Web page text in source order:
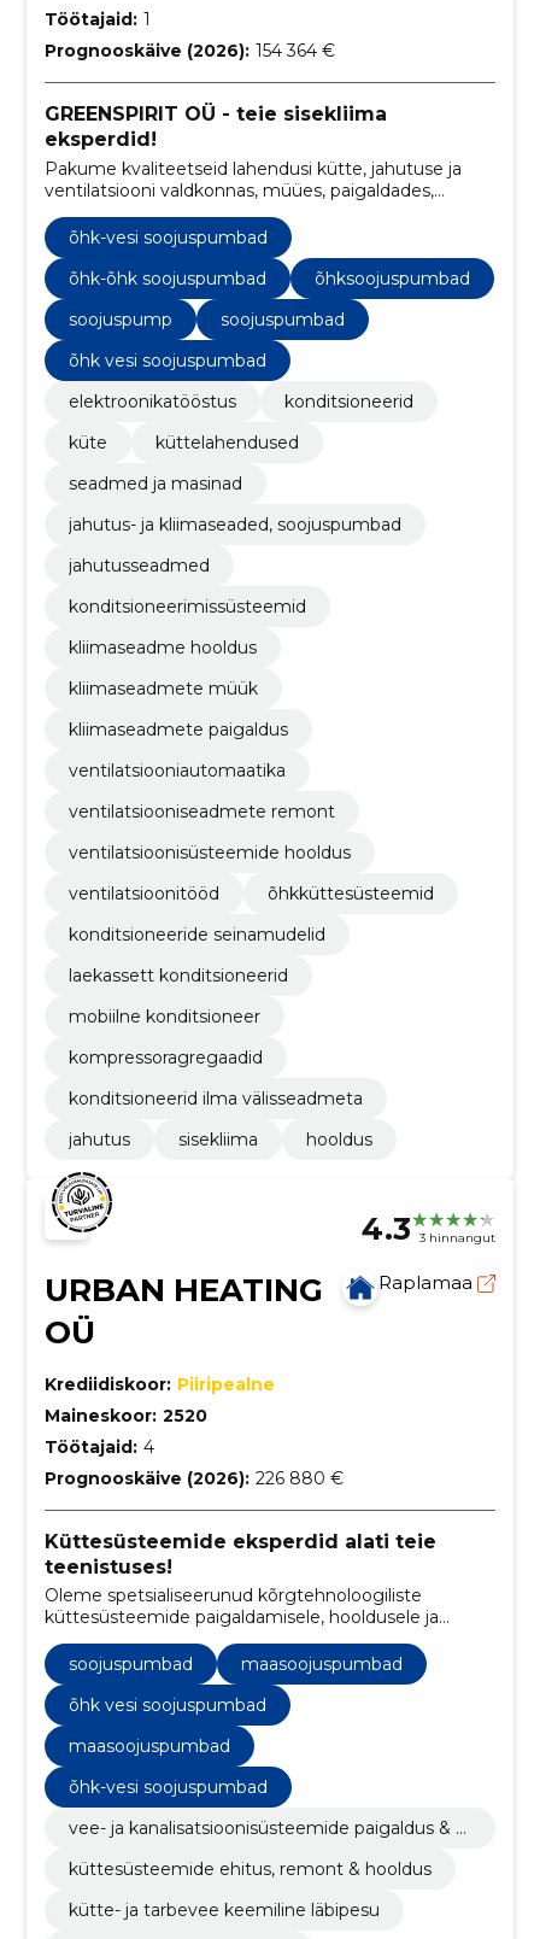
Töötajaid: 1
Prognooskäive (2026): 154 364 €
GREENSPIRIT OÜ - teie sisekliima
eksperdid!
Pakume kvaliteetseid lahendusi kütte, jahutuse ja
ventilatsiooni valdkonnas, müües, paigaldades,
õhksoojuspumpasid, konditsioneere ja
ventilatsiooniseadmeid.
õhk-vesi soojuspumbad
õhk-õhk soojuspumbad
õhksoojuspumbad
soojuspump
soojuspumbad
õhk vesi soojuspumbad
elektroonikatööstus
konditsioneerid
küte
küttelahendused
seadmed ja masinad
jahutus- ja kliimaseaded, soojuspumbad
jahutusseadmed
konditsioneerimissüsteemid
kliimaseadme hooldus
kliimaseadmete müük
kliimaseadmete paigaldus
ventilatsiooniautomaatika
ventilatsiooniseadmete remont
ventilatsioonisüsteemide hooldus
ventilatsioonitööd
õhkküttesüsteemid
konditsioneeride seinamudelid
laekassett konditsioneerid
mobiilne konditsioneer
kompressoragregaadid
konditsioneerid ilma välisseadmeta
jahutus
sisekliima hooldus
4.3 3 hinnangut
URBAN HEATING
OÜ
Raplamaa
Krediidiskoor: Piiripealne
Maineskoor: 2520
Töötajaid: 4
Prognooskäive (2026): 226 880 €
Küttesüsteemide eksperdid alati teie
teenistuses!
Oleme spetsialiseerunud kõrgtehnoloogiliste
küttesüsteemide paigaldamisele, hooldusele ja
remondile, pakkudes ka sanitaartehnilisi teenuseid.
soojuspumbad
maasoojuspumbad
õhk vesi soojuspumbad
maasoojuspumbad
õhk-vesi soojuspumbad
vee- ja kanalisatsioonisüsteemide paigaldus & h
küttesüsteemide ehitus, remont & hooldus
kütte- ja tarbevee keemiline läbipesu